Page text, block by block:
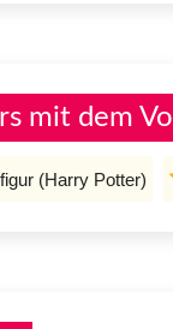
mit dem
(Harry Potter)